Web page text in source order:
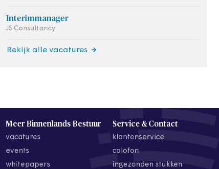
Interimmanager
JS Consultancy
Bekijk alle vacatures
Meer Binnenlands Bestuur
vacatures
events
whitepapers
Service & Contact
klantenservice
colofon
ingezonden stukken